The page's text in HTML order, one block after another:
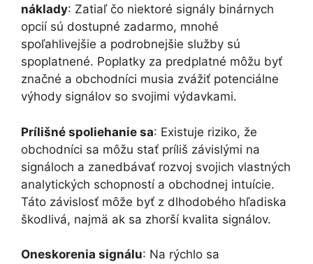
náklady: Zatiaľ čo niektoré signály binárnych
opcií sú dostupné zadarmo, mnohé
spoľahlivejšie a podrobnejšie služby sú
spoplatnené. Poplatky za predplatné môžu byť
značné a obchodníci musia zvážiť potenciálne
výhody signálov so svojimi výdavkami.
Prílišné spoliehanie sa: Existuje riziko, že
obchodníci sa môžu stať príliš závislými na
signáloch a zanedbávať rozvoj svojich vlastných
analytických schopností a obchodnej intuície.
Táto závislosť môže byť z dlhodobého hľadiska
škodlivá, najmä ak sa zhorší kvalita signálov.
Oneskorenia signálu: Na rýchlo sa